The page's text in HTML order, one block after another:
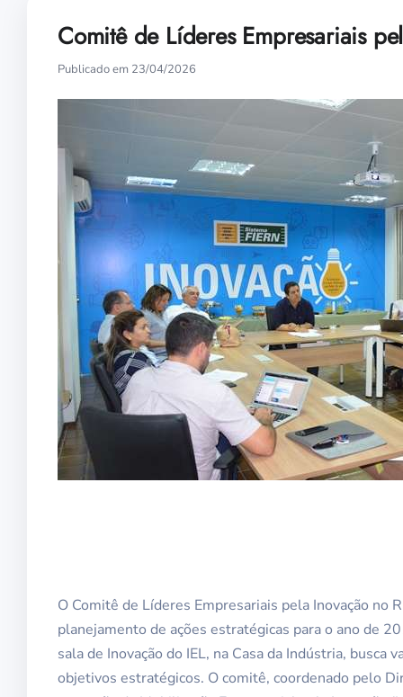
Comitê de Líderes Empresariais
Publicado em 23/04/2026
O Comitê de Líderes Empresariais pela Inovação no
planejamento de ações estratégicas para o ano de
sala de Inovação do IEL, na Casa da Indústria,
objetivos estratégicos. O comitê, coordenado pelo